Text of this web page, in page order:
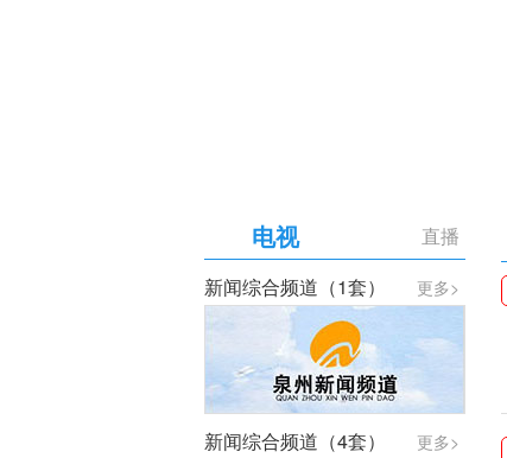
直播
电视
更多>
新闻综合频道（1套）
更多>
新闻综合频道（4套）